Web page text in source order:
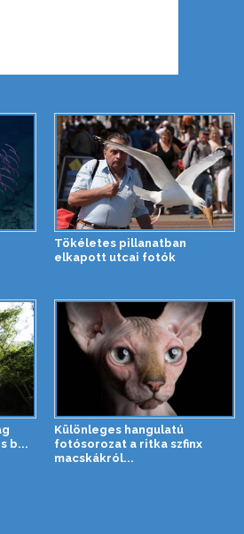
Tökéletes pillanatban
elkapott utcai fotók
b...
Különleges hangulatú
fotósorozat a ritka szfinx
macskákról...